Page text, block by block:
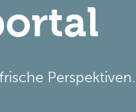
Perspektiven.